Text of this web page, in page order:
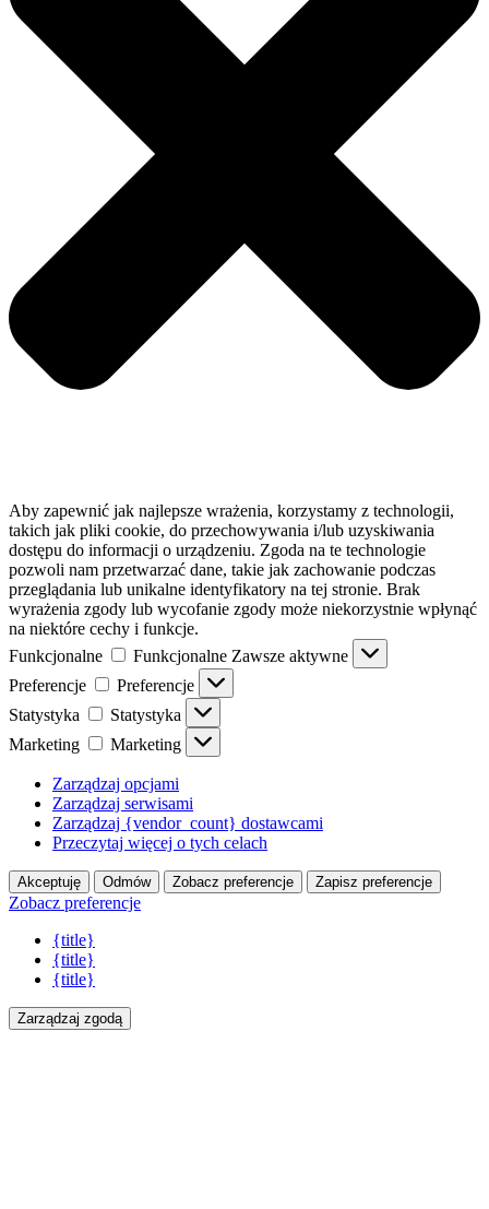
Aby zapewnić jak najlepsze wrażenia, korzystamy z technologii,
takich jak pliki cookie, do przechowywania i/lub uzyskiwania
dostępu do informacji o urządzeniu. Zgoda na te technologie
pozwoli nam przetwarzać dane, takie jak zachowanie podczas
przeglądania lub unikalne identyfikatory na tej stronie. Brak
wyrażenia zgody lub wycofanie zgody może niekorzystnie wpłynąć
na niektóre cechy i funkcje.
Funkcjonalne
Funkcjonalne Zawsze aktywne
Preferencje
Preferencje
Statystyka
Statystyka
Marketing
Marketing
Zarządzaj opcjami
Zarządzaj serwisami
Zarządzaj {vendor_count} dostawcami
Przeczytaj więcej o tych celach
Akceptuję Odmów Zobacz preferencje Zapisz preferencje
Zobacz preferencje
{title}
{title}
{title}
Zarządzaj zgodą